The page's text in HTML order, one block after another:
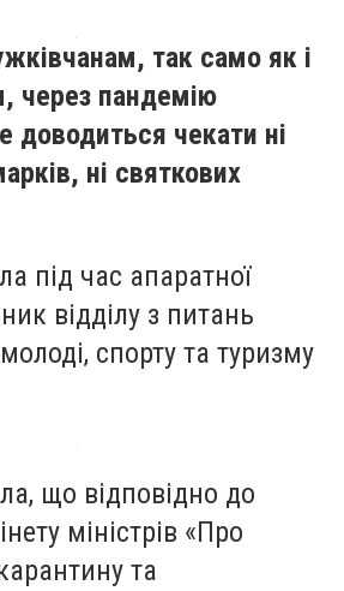
так само як і
через пандемію
доводиться чекати ні
ні святкових
під час апаратної
відділу з питань
молоді, спорту та туризму
що відповідно до
міністрів «Про
та